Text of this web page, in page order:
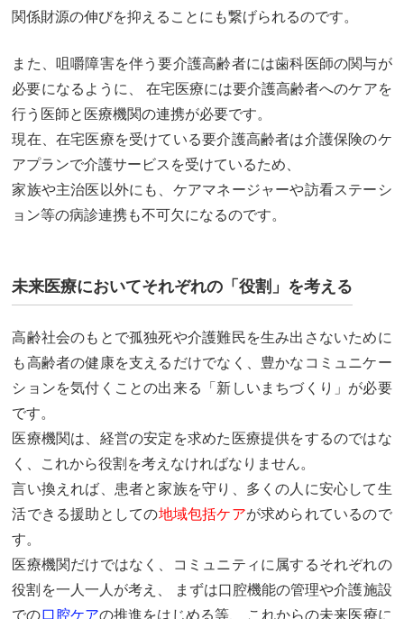
関係財源の伸びを抑えることにも繋げられるのです。
また、咀嚼障害を伴う要介護高齢者には歯科医師の関与が
必要になるように、 在宅医療には要介護高齢者へのケアを
行う医師と医療機関の連携が必要です。
現在、在宅医療を受けている要介護高齢者は介護保険のケ
アプランで介護サービスを受けているため、
家族や主治医以外にも、ケアマネージャーや訪看ステーシ
ョン等の病診連携も不可欠になるのです。
未来医療においてそれぞれの「役割」を考える
高齢社会のもとで孤独死や介護難民を生み出さないために
も高齢者の健康を支えるだけでなく、豊かなコミュニケー
ションを気付くことの出来る
「新しいまちづくり」 が必要
です。
医療機関は、経営の安定を求めた医療提供をするのではな
く、これから役割を考えなければなりません。
言い換えれば、患者と家族を守り、多くの人に安心して生
活できる援助としての地域包括ケアが求められているので
す。
医療機関だけではなく、コミュニティに属するそれぞれの
役割を一人一人が考え、 まずは口腔機能の管理や介護施設
での口腔ケアの推進をはじめる等、 これからの未来医療に